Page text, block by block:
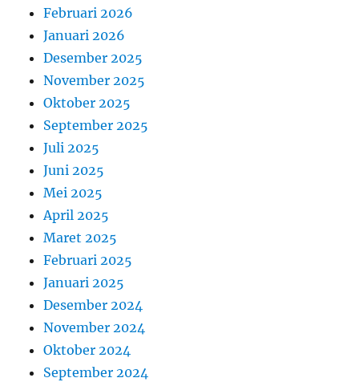
Februari 2026
Januari 2026
Desember 2025
November 2025
Oktober 2025
September 2025
Juli 2025
Juni 2025
Mei 2025
April 2025
Maret 2025
Februari 2025
Januari 2025
Desember 2024
November 2024
Oktober 2024
September 2024